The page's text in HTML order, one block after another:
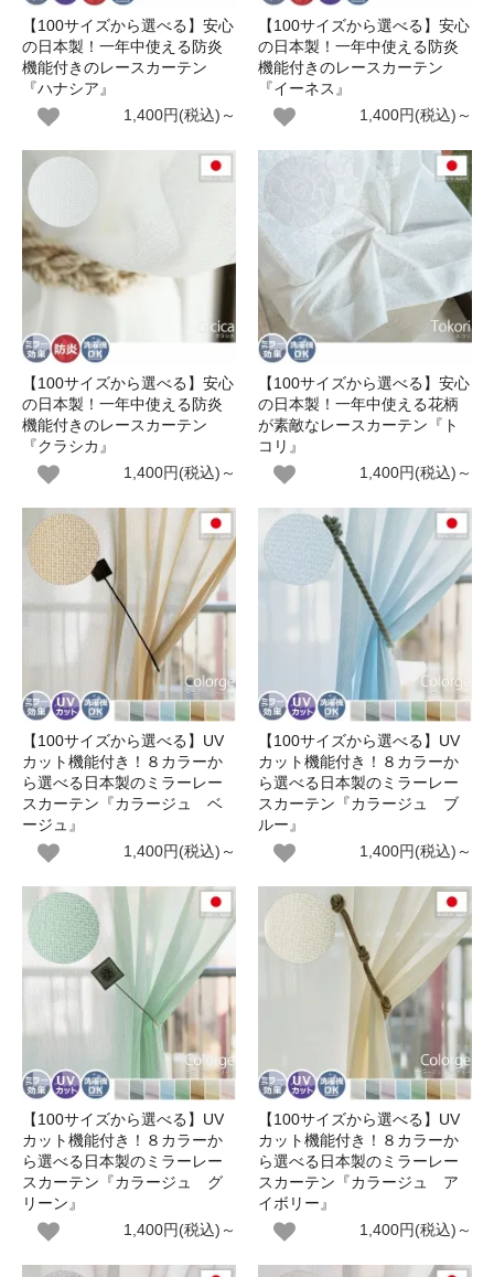
【100サイズから選べる】安心
の日本製！一年中使える防炎
機能付きのレースカーテン
『ハナシア』
1,400円(税込)～
【100サイズから選べる】安心
の日本製！一年中使える防炎
機能付きのレースカーテン
『イーネス』
1,400円(税込)～
【100サイズから選べる】安心
の日本製！一年中使える防炎
機能付きのレースカーテン
『クラシカ』
1,400円(税込)～
【100サイズから選べる】安心
の日本製！一年中使える花柄
が素敵なレースカーテン『ト
コリ』
1,400円(税込)～
【100サイズから選べる】UV
カット機能付き！８カラーか
ら選べる日本製のミラーレー
スカーテン『カラージュ ベ
ージュ』
1,400円(税込)～
【100サイズから選べる】UV
カット機能付き！８カラーか
ら選べる日本製のミラーレー
スカーテン『カラージュ ブ
ルー』
1,400円(税込)～
【100サイズから選べる】UV
カット機能付き！８カラーか
ら選べる日本製のミラーレー
スカーテン『カラージュ グ
リーン』
1,400円(税込)～
【100サイズから選べる】UV
カット機能付き！８カラーか
ら選べる日本製のミラーレー
スカーテン『カラージュ ア
イボリー』
1,400円(税込)～